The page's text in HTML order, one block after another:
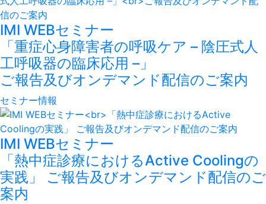
IMI WEBセミナー
「重症心身障害者の呼吸ケア – 陰圧式人
工呼吸器の臨床応用 –」
ご報告及びオンデマンド配信のご案内
セミナー情報
IMI WEBセミナー
「熱中症診療におけるActive Coolingの
実践」 ご報告及びオンデマンド配信のご
案内